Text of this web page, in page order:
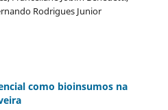
Rodrigues Junior
como bioinsumos na